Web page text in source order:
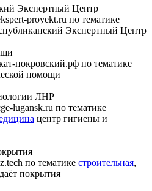
proyekt.ru по тематике
Экспертный Центр
покровский.рф по тематике
помощи
lugansk.ru по тематике
центр гигиены и
по тематике строительная,
покрытия